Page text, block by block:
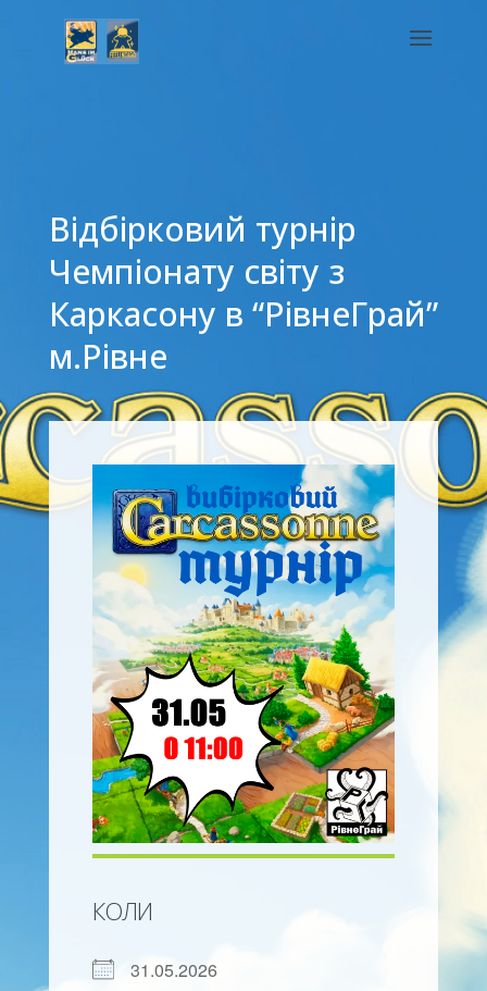
Відбірковий турнір
Чемпіонату світу з
Каркасону в “РівнеГрай”
м.Рівне
КОЛИ
31.05.2026